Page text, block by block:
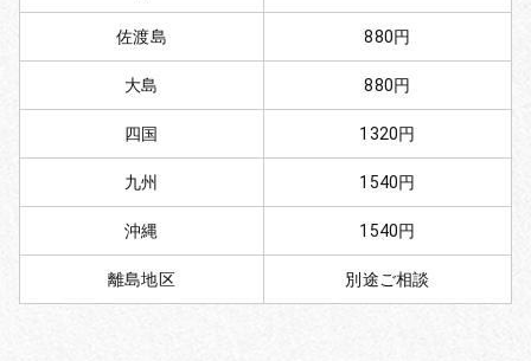
佐渡島 880円
大島 880円
四国 1320円
九州 1540円
沖縄 1540円
離島地区 別途ご相談